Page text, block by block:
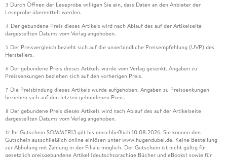
3 Durch Öffnen der Leseprobe willigen Sie ein, dass Daten an den Anbieter der
Leseprobe übermittelt werden.
4 Der gebundene Preis dieses Artikels wird nach Ablauf des auf der Artikelseite
dargestellten Datums vom Verlag angehoben.
5 Der Preisvergleich bezieht sich auf die unverbindliche Preisempfehlung (UVP) des
Herstellers.
6 Der gebundene Preis dieses Artikels wurde vom Verlag gesenkt. Angaben zu
Preissenkungen beziehen sich auf den vorherigen Preis.
7 Die Preisbindung dieses Artikels wurde aufgehoben. Angaben zu Preissenkungen
beziehen sich auf den letzten gebundenen Preis.
8 Der gebundene Preis dieses Artikels wird nach Ablauf des auf der Artikelseite
dargestellten Datums vom Verlag angehoben.
12 Ihr Gutschein SOMMER13 gilt bis einschließlich 10.08.2026. Sie können den
Gutschein ausschließlich online einlösen unter www.hugendubel.de. Keine Bestellung
zur Abholung mit Zahlung in der Filiale möglich. Der Gutschein ist nicht gültig für
gesetzlich preisgebundene Artikel (deutschsprachige Bücher und eBooks) sowie für